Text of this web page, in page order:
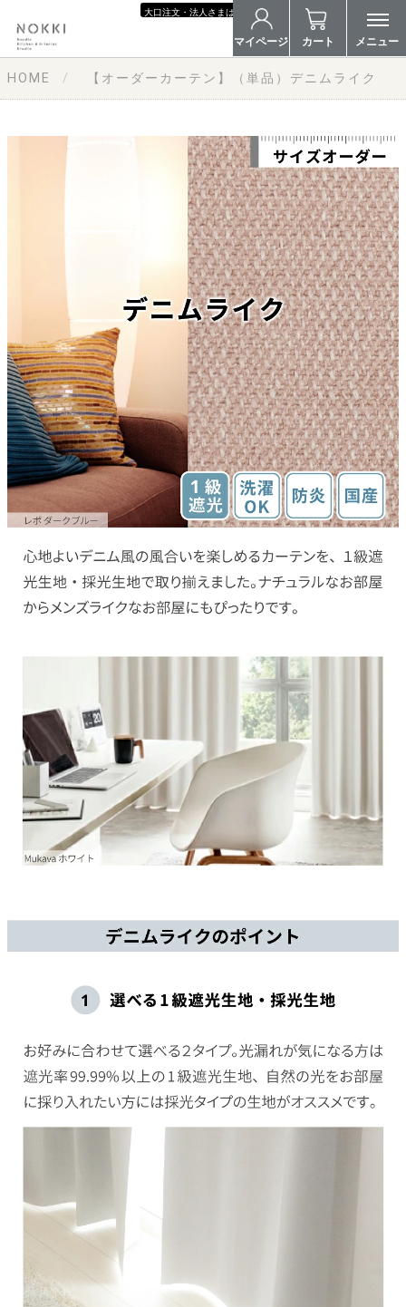
大口注文・法人さまはこちら
マイページ カート メニュー
HOME 【オーダーカーテン】（単品）デニムライク
詳細はこちら